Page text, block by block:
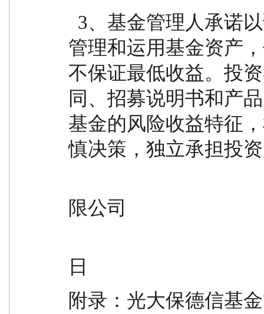
管理和运用基金资产
不保证最低收益。投
同、招募说明书和产
基金的风险收益特征
慎决策，独立承担投
限公司
日
附录：光大保德信基